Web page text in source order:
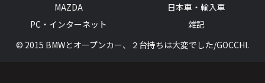
MAZDA
日本車・輸入車
PC・インターネット
雑記
© 2015 BMWとオープンカー、２台持ちは大変でした/GOCCHI.